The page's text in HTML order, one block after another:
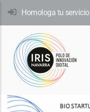
Pasar
contenido
principal
Homologa tu servicio